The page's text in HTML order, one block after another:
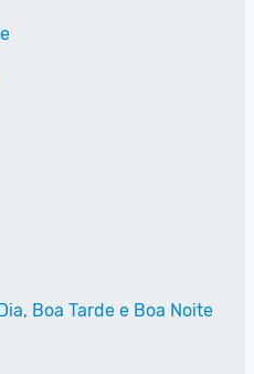
Boa Tarde e Boa Noite